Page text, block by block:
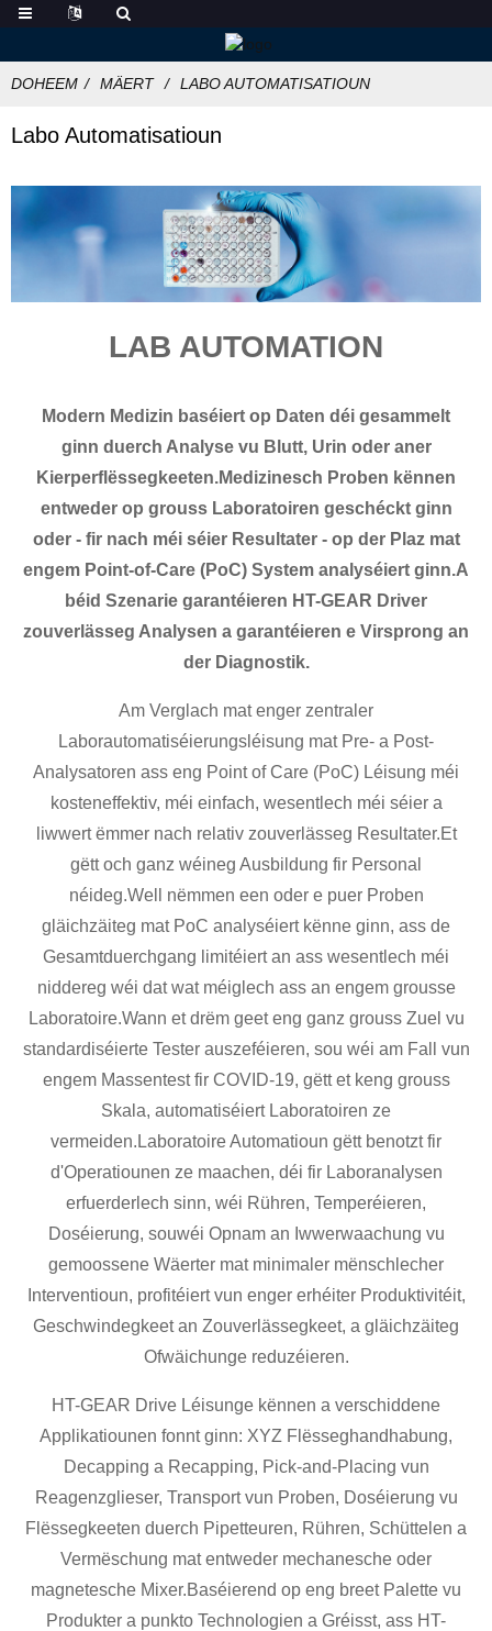
DOHEEM MÄERT LABO AUTOMATISATIOUN
Labo Automatisatioun
LAB AUTOMATION
Modern Medizin baséiert op Daten déi gesammelt
ginn duerch Analyse vu Blutt, Urin oder aner
Kierperflëssegkeeten.Medizinesch Proben kënnen
entweder op grouss Laboratoiren geschéckt ginn
oder - fir nach méi séier Resultater - op der Plaz mat
engem Point-of-Care (PoC) System analyséiert ginn.A
béid Szenarie garantéieren HT-GEAR Driver
zouverlässeg Analysen a garantéieren e Virsprong an
der Diagnostik.
Am Verglach mat enger zentraler
Laborautomatiséierungsléisung mat Pre- a Post-
Analysatoren ass eng Point of Care (PoC) Léisung méi
kosteneffektiv, méi einfach, wesentlech méi séier a
liwwert ëmmer nach relativ zouverlässeg Resultater.Et
gëtt och ganz wéineg Ausbildung fir Personal
néideg.Well nëmmen een oder e puer Proben
gläichzäiteg mat PoC analyséiert kënne ginn, ass de
Gesamtduerchgang limitéiert an ass wesentlech méi
niddereg wéi dat wat méiglech ass an engem grousse
Laboratoire.Wann et drëm geet eng ganz grouss Zuel vu
standardiséierte Tester auszeféieren, sou wéi am Fall vun
engem Massentest fir COVID-19, gëtt et keng grouss
Skala, automatiséiert Laboratoiren ze
vermeiden.Laboratoire Automatioun gëtt benotzt fir
d'Operatiounen ze maachen, déi fir Laboranalysen
erfuerderlech sinn, wéi Rühren, Temperéieren,
Doséierung, souwéi Opnam an Iwwerwaachung vu
gemoossene Wäerter mat minimaler mënschlecher
Interventioun, profitéiert vun enger erhéiter Produktivitéit,
Geschwindegkeet an Zouverlässegkeet, a gläichzäiteg
Ofwäichunge reduzéieren.
HT-GEAR Drive Léisunge kënnen a verschiddene
Applikatiounen fonnt ginn: XYZ Flësseghandhabung,
Decapping a Recapping, Pick-and-Placing vun
Reagenzglieser, Transport vun Proben, Doséierung vu
Flëssegkeeten duerch Pipetteuren, Rühren, Schüttelen a
Vermëschung mat entweder mechanesche oder
magnetesche Mixer.Baséierend op eng breet Palette vu
Produkter a punkto Technologien a Gréisst, ass HT-